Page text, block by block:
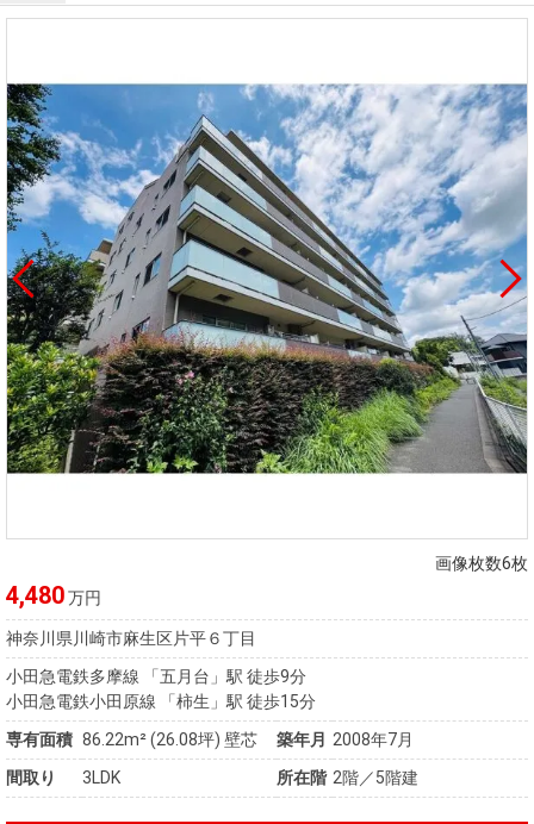
画像枚数6枚
4,480万円
神奈川県川崎市麻生区片平６丁目
小田急電鉄多摩線 「五月台」駅 徒歩9分
小田急電鉄小田原線 「柿生」駅 徒歩15分
専有面積 86.22m²(26.08坪) 壁芯 築年月 2008年7月
間取り
3LDK 所在階 2階／5階建